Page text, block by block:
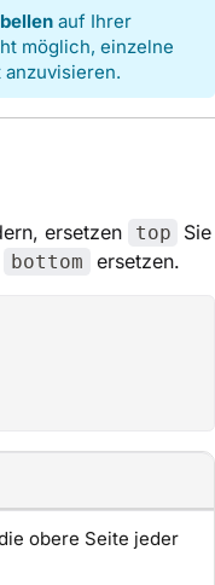
auf Ihrer
möglich, einzelne
ersetzen top
Sie
bottom ersetzen.
obere Seite jeder